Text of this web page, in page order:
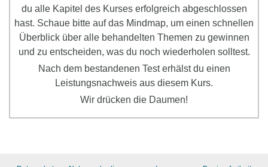
du alle Kapitel des Kurses erfolgreich abgeschlossen
hast. Schaue bitte auf das Mindmap, um einen schnellen
Überblick über alle behandelten Themen zu gewinnen
und zu entscheiden, was du noch wiederholen solltest.
Nach dem bestandenen Test erhälst du einen
Leistungsnachweis aus diesem Kurs.
Wir drücken die Daumen!